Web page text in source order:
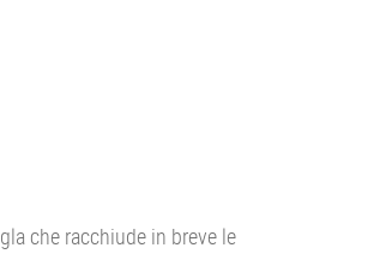
che racchiude in breve le